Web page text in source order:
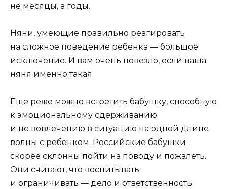
не месяцы, а годы.
Няни, умеющие правильно реагировать
на сложное поведение ребенка — большое
исключение. И вам очень повезло, если ваша
няня именно такая.
Еще реже можно встретить бабушку, способную
к эмоциональному сдерживанию
и не вовлечению в ситуацию на одной длине
волны с ребенком. Российские бабушки
скорее склонны пойти на поводу и пожалеть.
Они считают, что воспитывать
и ограничивать — дело и ответственность